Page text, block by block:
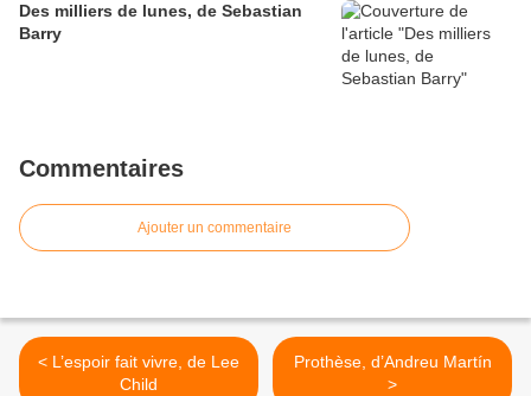
Des milliers de lunes, de Sebastian
Barry
Commentaires
Ajouter un commentaire
< L’espoir fait vivre, de Lee
Child
Prothèse, d’Andreu Martín
>